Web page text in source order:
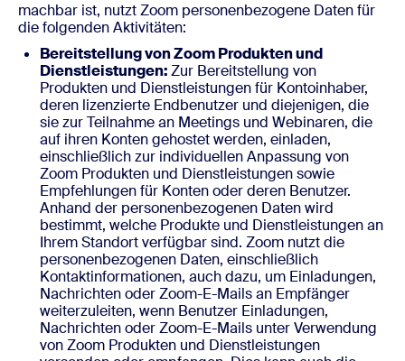
machbar ist, nutzt Zoom personenbezogene Daten für
die folgenden Aktivitäten:
Bereitstellung von Zoom Produkten und
Dienstleistungen:Zur Bereitstellung von
Produkten und Dienstleistungen für Kontoinhaber,
deren lizenzierte Endbenutzer und diejenigen, die
sie zur Teilnahme an Meetings und Webinaren, die
auf ihren Konten gehostet werden, einladen,
einschließlich zur individuellen Anpassung von
Zoom Produkten und Dienstleistungen sowie
Empfehlungen für Konten oder deren Benutzer.
Anhand der personenbezogenen Daten wird
bestimmt, welche Produkte und Dienstleistungen an
Ihrem Standort verfügbar sind. Zoom nutzt die
personenbezogenen Daten, einschließlich
Kontaktinformationen, auch dazu, um Einladungen,
Nachrichten oder Zoom-E-Mails an Empfänger
weiterzuleiten, wenn Benutzer Einladungen,
Nachrichten oder Zoom-E-Mails unter Verwendung
von Zoom Produkten und Dienstleistungen